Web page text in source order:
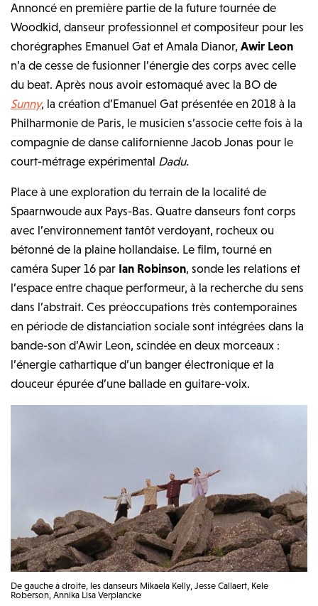
Annoncé en première partie de la future tournée de
Woodkid, danseur professionnel et compositeur pour les
chorégraphes Emanuel Gat et Amala Dianor,Awir Leon
n’a de cesse de fusionner l’énergie des corps avec celle
du beat. Après nous avoir estomaqué avec la BO de
Sunny, la création d’Emanuel Gat présentée en 2018 à la
Philharmonie de Paris, le musicien s’associe cette fois à la
compagnie de danse californienne Jacob Jonas pour le
court-métrage expérimental Dadu.
Place à une exploration du terrain de la localité de
Spaarnwoude aux Pays-Bas. Quatre danseurs font corps
avec l’environnement tantôt verdoyant, rocheux ou
bétonné de la plaine hollandaise. Le film, tourné en
caméra Super 16 par Ian Robinson, sonde les relations et
l’espace entre chaque performeur, à la recherche du sens
dans l’abstrait. Ces préoccupations très contemporaines
en période de distanciation sociale sont intégrées dans la
bande-son d’Awir Leon, scindée en deux morceaux :
l’énergie cathartique d’un banger électronique et la
douceur épurée d’une ballade en guitare-voix.
De gauche à droite, les danseurs Mikaela Kelly, Jesse Callaert, Kele
Roberson, Annika Lisa Verplancke